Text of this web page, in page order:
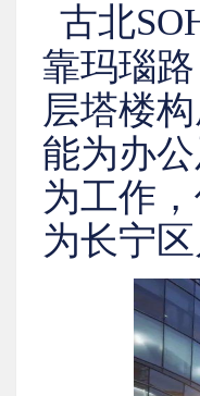
古北
靠玛瑙
层塔楼
能为办
为工作
为长宁